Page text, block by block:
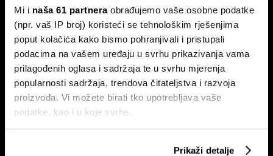
Mi i naša 61 partneraobrađujemo vaše osobne podatke
(npr. vaš IP broj) koristeći se tehnološkim rješenjima
poput kolačića kako bismo pohranjivali i pristupali
podacima na vašem uređaju u svrhu prikazivanja vama
prilagođenih oglasa i sadržaja te u svrhu mjerenja
popularnosti sadržaja, trendova čitateljstva i razvoja
proizvoda. Vi možete birati tko upotrebljava vaše
podatke, kao i u koje svrhe.
Prikaži detalje
Luksuzni fastback s vlastitim čipom koji po
performansama nadmašuje usporedive Nvidijine proizvode.
Slučaj Fekkai - ni luksuzni biznisi
nisu pošteđeni otkrića iz